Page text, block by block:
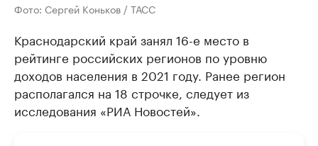
Фото: Сергей Коньков / ТАСС
Краснодарский край занял 16-е место в
рейтинге российских регионов по уровню
доходов населения в 2021 году. Ранее регион
располагался на 18 строчке, следует из
исследования «РИА Новостей».